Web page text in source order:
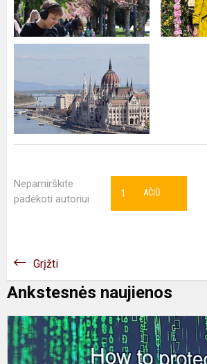
Nepamirškite
padėkoti autoriui
AČIŪ
1
Grįžti
Ankstesnės naujienos